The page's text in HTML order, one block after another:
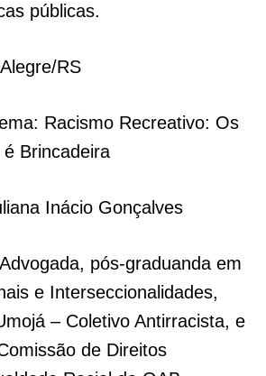
públicas.
RS
Racismo Recreativo: Os
Brincadeira
Inácio Gonçalves
pós-graduanda em
e Interseccionalidades,
– Coletivo Antirracista, e
de Direitos